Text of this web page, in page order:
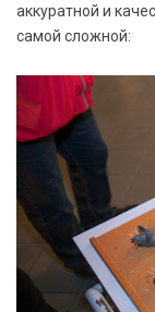
аккуратной и
самой сложной: